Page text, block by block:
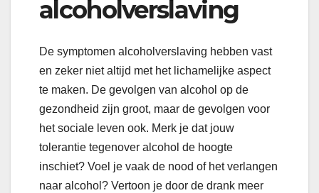
alcoholverslaving
De symptomen alcoholverslaving hebben vast
en zeker niet altijd met het lichamelijke aspect
te maken. De gevolgen van alcohol op de
gezondheid zijn groot, maar de gevolgen voor
het sociale leven ook. Merk je dat jouw
tolerantie tegenover alcohol de hoogte
inschiet? Voel je vaak de nood of het verlangen
naar alcohol? Vertoon je door de drank meer